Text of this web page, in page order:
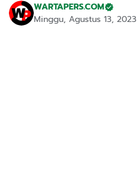
WARTAPERS.COM
Minggu, Agustus 13, 2023